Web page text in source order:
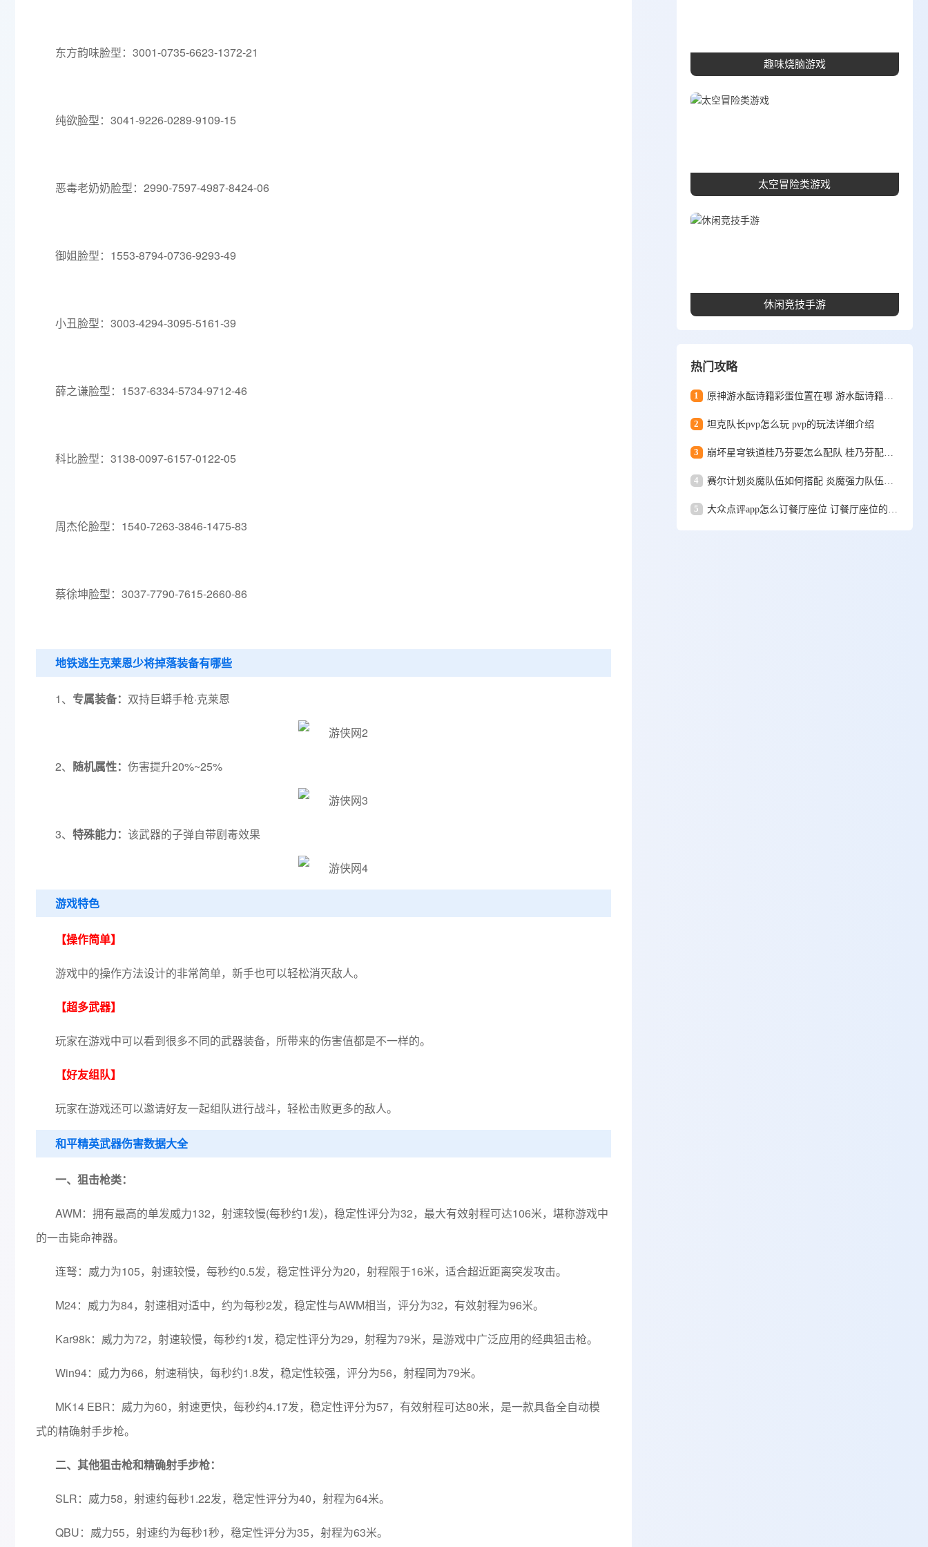
东方韵味脸型：3001-0735-6623-1372-21
纯欲脸型：3041-9226-0289-9109-15
恶毒老奶奶脸型：2990-7597-4987-8424-06
御姐脸型：1553-8794-0736-9293-49
小丑脸型：3003-4294-3095-5161-39
薛之谦脸型：1537-6334-5734-9712-46
科比脸型：3138-0097-6157-0122-05
周杰伦脸型：1540-7263-3846-1475-83
蔡徐坤脸型：3037-7790-7615-2660-86
地铁逃生克莱恩少将掉落装备有哪些
1、 专属装备： 双持巨蟒手枪·克莱恩
2、 随机属性： 伤害提升20%~25%
3、 特殊能力： 该武器的子弹自带剧毒效果
游戏特色
【操作简单】
游戏中的操作方法设计的非常简单，新手也可以轻松消灭敌人。
【超多武器】
玩家在游戏中可以看到很多不同的武器装备，所带来的伤害值都是不一样的。
【好友组队】
玩家在游戏还可以邀请好友一起组队进行战斗，轻松击败更多的敌人。
和平精英武器伤害数据大全
一、狙击枪类：
AWM：拥有最高的单发威力132，射速较慢(每秒约1发)，稳定性评分为32，最大有效射程可达106米，堪称游戏中
的一击毙命神器。
连弩：威力为105，射速较慢，每秒约0.5发，稳定性评分为20，射程限于16米，适合超近距离突发攻击。
M24：威力为84，射速相对适中，约为每秒2发，稳定性与AWM相当，评分为32，有效射程为96米。
Kar98k：威力为72，射速较慢，每秒约1发，稳定性评分为29，射程为79米，是游戏中广泛应用的经典狙击枪。
Win94：威力为66，射速稍快，每秒约1.8发，稳定性较强，评分为56，射程同为79米。
MK14 EBR：威力为60，射速更快，每秒约4.17发，稳定性评分为57，有效射程可达80米，是一款具备全自动模
式的精确射手步枪。
二、其他狙击枪和精确射手步枪：
SLR：威力58，射速约每秒1.22发，稳定性评分为40，射程为64米。
QBU：威力55，射速约为每秒1秒，稳定性评分为35，射程为63米。
趣味烧脑游戏
太空冒险类游戏
休闲竞技手游
热门攻略
1 原神游水酝诗籍彩蛋位置在哪 游水酝诗籍彩蛋位置一览
2 坦克队长pvp怎么玩 pvp的玩法详细介绍
3
4
5